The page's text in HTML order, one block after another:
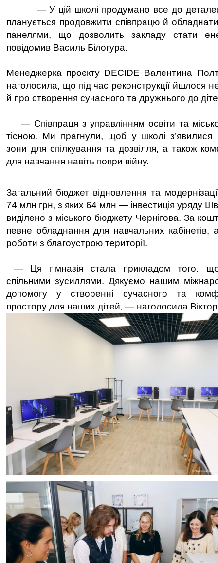
— У цій школі продумано все до деталей.
планується продовжити співпрацю й
панелями, що дозволить закладу стати
повідомив Василь Білогура.
Менеджерка проєкту DECIDE Валентина
наголосила, що під час реконструкції йшлося
й про створення сучасного та дружнього до
— Співпраця з управлінням освіти та
тісною. Ми прагнули, щоб у школі з’явилися
зони для спілкування та дозвілля, а також
для навчання навіть попри війну.
Загальний бюджет відновлення та
74 млн грн, з яких 64 млн — інвестиція уряду
виділено з міського бюджету Чернігова. За
певне обладнання для навчальних кабінетів,
роботи з благоустрою території.
— Ця гімназія стала прикладом того,
спільними зусиллями. Дякуємо нашим
допомогу у створенні сучасного та
простору для наших дітей, — наголосила